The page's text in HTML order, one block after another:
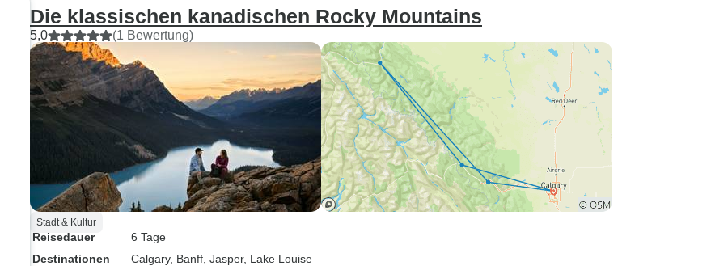
Die klassischen kanadischen Rocky Mountains
5,0 (1 Bewertung)
Stadt & Kultur
Reisedauer
6 Tage
Destinationen
Calgary, Banff , Jasper, Lake Louise